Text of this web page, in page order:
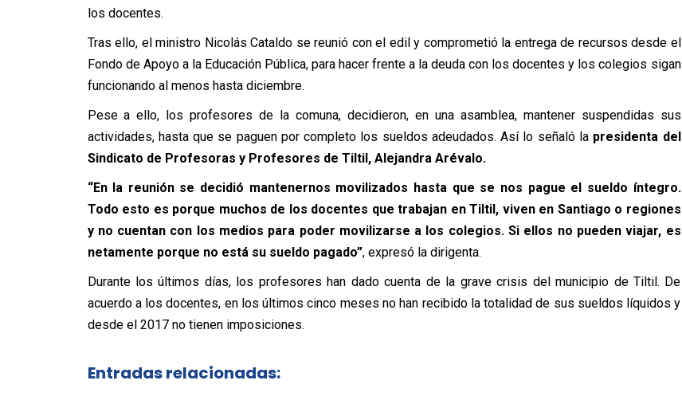
los docentes.
Tras ello, el ministro Nicolás Cataldo se reunió con el edil y comprometió la entrega de recursos desde el
Fondo de Apoyo a la Educación Pública, para hacer frente a la deuda con los docentes y los colegios sigan
funcionando al menos hasta diciembre.
Pese a ello, los profesores de la comuna, decidieron, en una asamblea, mantener suspendidas sus
actividades, hasta que se paguen por completo los sueldos adeudados. Así lo señaló lapresidenta del
Sindicato de Profesoras y Profesores de Tiltil, Alejandra Arévalo.
“En la reunión se decidió mantenernos movilizados hasta que se nos pague el sueldo íntegro.
Todo esto es porque muchos de los docentes que trabajan en Tiltil, viven en Santiago o regiones
y no cuentan con los medios para poder movilizarse a los colegios. Si ellos no pueden viajar, es
netamente porque no está su sueldo pagado”, expresó la dirigenta.
Durante los últimos días, los profesores han dado cuenta de la grave crisis del municipio de Tiltil. De
acuerdo a los docentes, en los últimos cinco meses no han recibido la totalidad de sus sueldos líquidos y
desde el 2017 no tienen imposiciones.
Entradas relacionadas: